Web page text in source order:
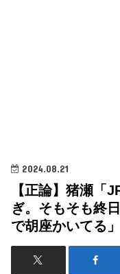
2024.08.21
【正論】猪瀬「
ぎ。そもそも終
で胡座かいてる